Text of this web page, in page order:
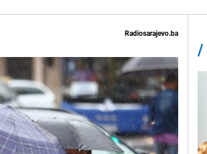
Radiosarajevo.ba
/